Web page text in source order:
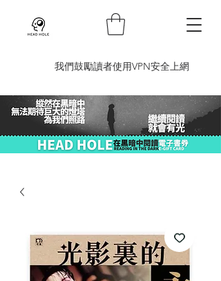
​我們鼓勵讀者使用VPN安全上網